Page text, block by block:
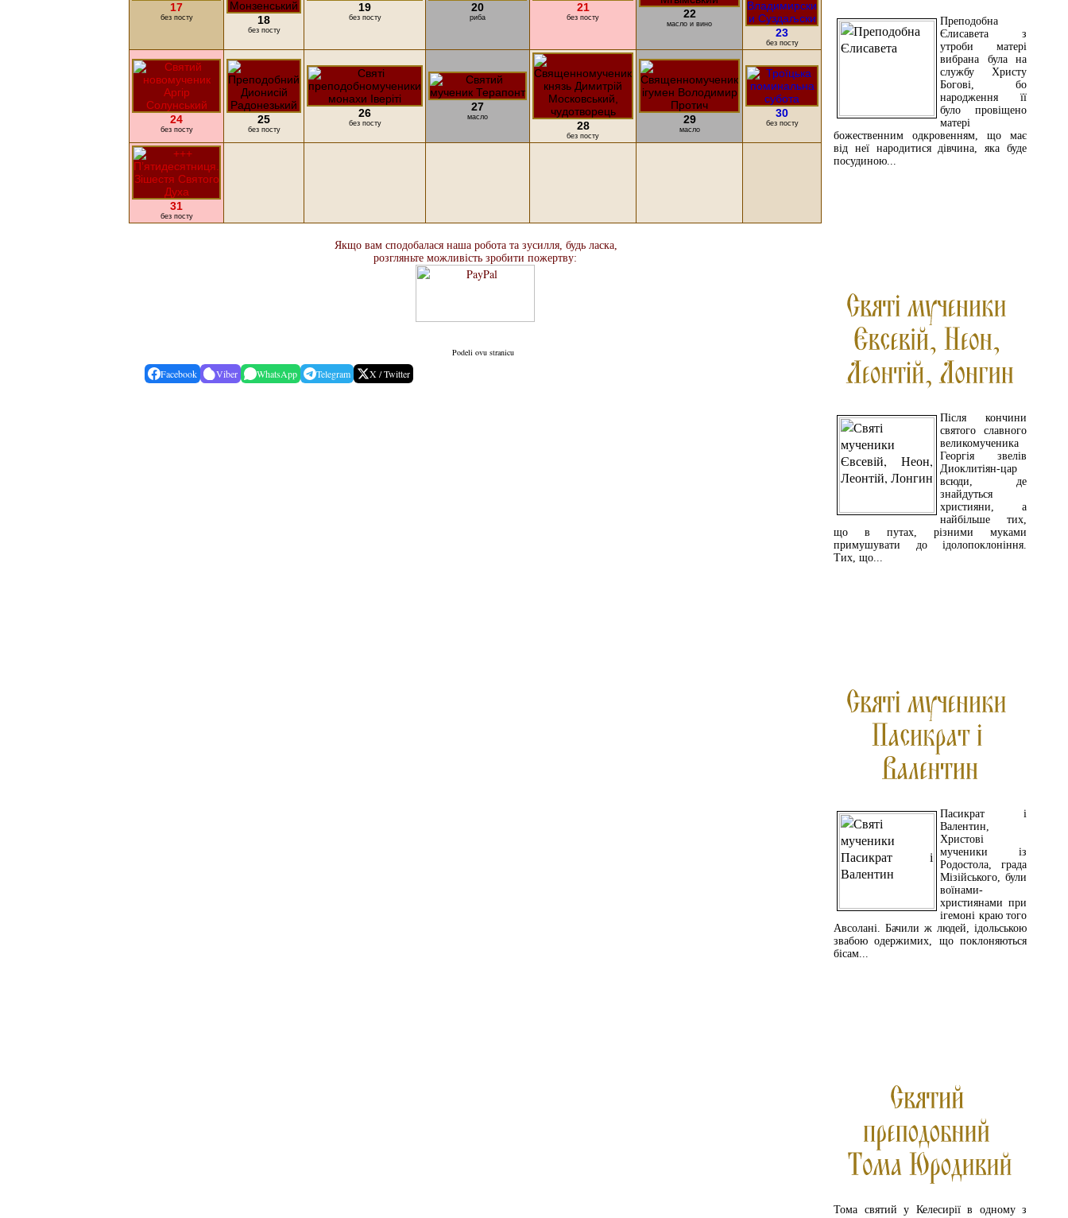
Преподобна
Єлисавета з
утроби матері
вибрана була на
службу Христу
Богові, бо
народження її
було провіщено
матері
божественним одкровенням, що має
від неї народитися дівчина, яка буде
посудиною...
Після кончини
святого славного
великомученика
Георгія звелів
Диоклитіян-цар
всюди, де
знайдуться
християни, а
найбільше тих,
що в путах, різними муками
примушувати до ідолопоклоніння.
Тих, що...
Пасикрат і
Валентин,
Христові
мученики із
Родостола, града
Мізійського, були
воїнами-
християнами при
ігемоні краю того
Авсолані. Бачили ж людей, ідольською
звабою одержимих, що поклоняються
бісам...
Тома святий у Келесирії в одному з
17
без посту 18
без посту
19
без посту
20
риба
21
без посту 22
масло и вино
23
без посту
24
без посту
25
без посту
26
без посту
27
масло
28
без посту
29
масло
30
без посту
31
без посту
Якщо вам сподобалася наша робота та зусилля, будь ласка,
розгляньте можливість зробити пожертву:
Podeli ovu stranicu
Facebook Viber WhatsApp Telegram X / Twitter